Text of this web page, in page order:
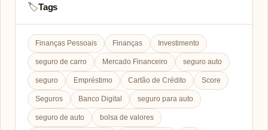
🏷️Tags
Finanças Pessoais Finanças Investimento
seguro de carro Mercado Financeiro seguro auto
seguro Empréstimo Cartão de Crédito Score
Seguros Banco Digital seguro para auto
seguro de auto bolsa de valores